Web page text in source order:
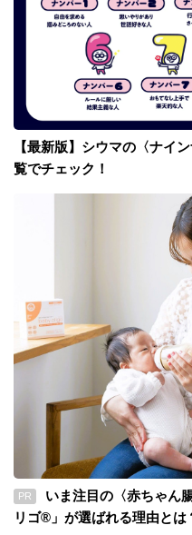
【最新版】シウマの〈ナイ
覧でチェック！
PR
いま注目の〈赤ちゃん
リゴ®」が選ばれる理由とは